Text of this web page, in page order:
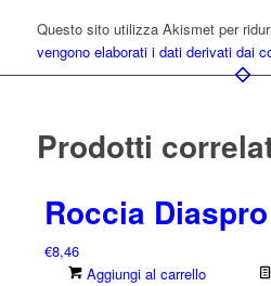
Questo sito utilizza Akismet per
vengono elaborati i dati derivati dai
Prodotti
Roccia
€8,46
Aggiungi al carrello